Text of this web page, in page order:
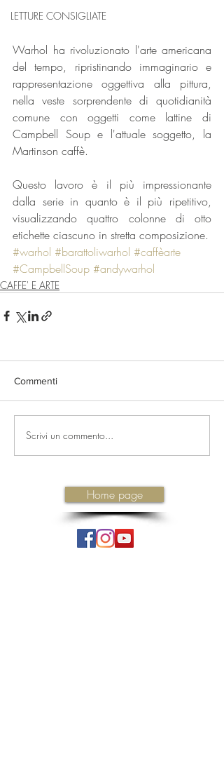
LETTURE CONSIGLIATE
Warhol ha rivoluzionato l'arte americana
del tempo, ripristinando immaginario e
rappresentazione oggettiva alla pittura,
nella veste sorprendente di quotidianità
comune con oggetti come lattine di
Campbell Soup e l'attuale soggetto, la
Martinson caffè.
Questo lavoro è il più impressionante
dalla serie in quanto è il più ripetitivo,
visualizzando quattro colonne di otto
#warhol #barattoliwarhol #caffèarte
#CampbellSoup #andywarhol
CAFFE' E ARTE
Commenti
Scrivi un commento...
Home page